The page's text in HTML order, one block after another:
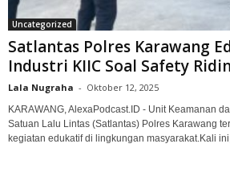
Uncategorized
Satlantas Polres Karawang
Industri KIIC Soal Safety
Lala Nugraha - Oktober 12, 2025
KARAWANG, AlexaPodcast.ID - Unit Keamanan
Satuan Lalu Lintas (Satlantas) Polres Karawang
kegiatan edukatif di lingkungan masyarakat.‎‎Kali ini,